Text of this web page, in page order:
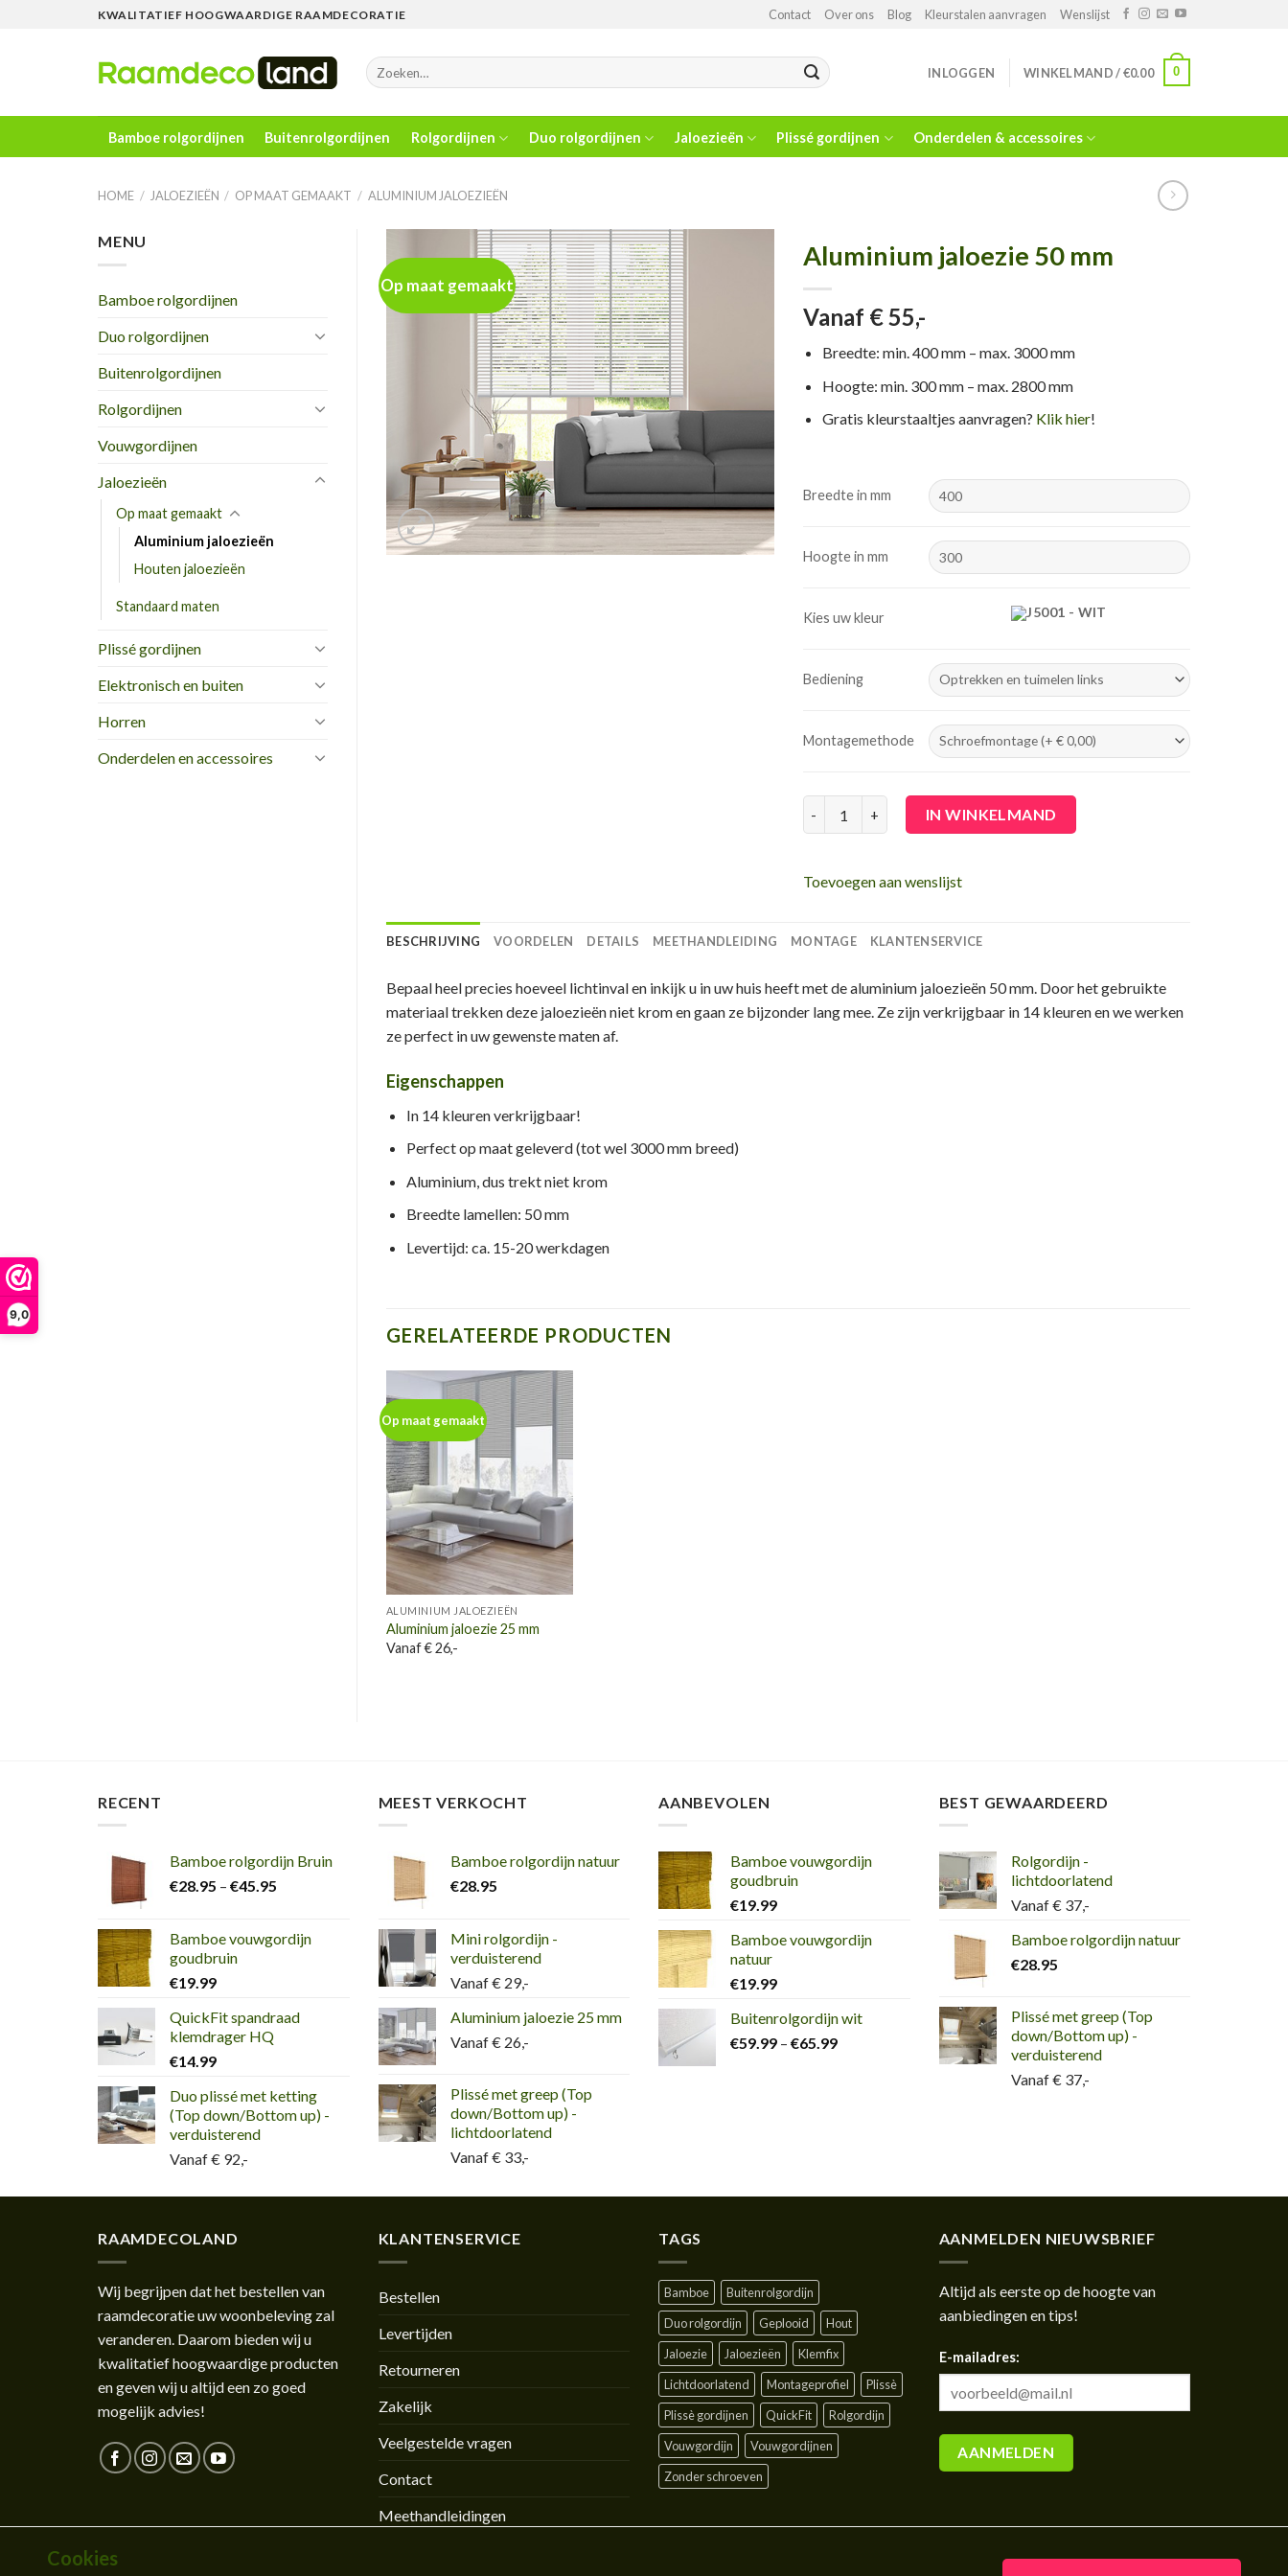
9,0
KWALITATIEF HOOGWAARDIGE RAAMDECORATIE Contact Over ons Blog Kleurstalen aanvragen Wenslijst
Zoeken
naar:
INLOGGEN WINKELMAND /€0.00 0
Bamboe rolgordijnen Buitenrolgordijnen Rolgordijnen Duo rolgordijnen Jaloezieën Plissé gordijnen Onderdelen & accessoires
HOME / JALOEZIEËN / OP MAAT GEMAAKT / ALUMINIUM JALOEZIEËN
MENU
Bamboe rolgordijnen
Duo rolgordijnen
Buitenrolgordijnen
Rolgordijnen
Vouwgordijnen
Jaloezieën
Op maat gemaakt
Aluminium jaloezieën
Houten jaloezieën
Standaard maten
Plissé gordijnen
Elektronisch en buiten
Horren
Onderdelen en accessoires
Op maat gemaakt
Aluminium jaloezie 50 mm
Vanaf € 55,-
Breedte: min. 400 mm – max. 3000 mm
Hoogte: min. 300 mm – max. 2800 mm
Gratis kleurstaaltjes aanvragen? Klik hier!
Breedte in mm
Hoogte in mm
Kies uw kleur J5001 - WIT
Bediening
Montagemethode
Aluminium jaloezie 50 mm aantal
IN WINKELMAND
Toevoegen aan wenslijst
BESCHRIJVING VOORDELEN DETAILS MEETHANDLEIDING MONTAGE KLANTENSERVICE
Bepaal heel precies hoeveel lichtinval en inkijk u in uw huis heeft met de aluminium jaloezieën 50 mm. Door het gebruikte
materiaal trekken deze jaloezieën niet krom en gaan ze bijzonder lang mee. Ze zijn verkrijgbaar in 14 kleuren en we werken
ze perfect in uw gewenste maten af.
Eigenschappen
In 14 kleuren verkrijgbaar!
Perfect op maat geleverd (tot wel 3000 mm breed)
Aluminium, dus trekt niet krom
Breedte lamellen: 50 mm
Levertijd: ca. 15-20 werkdagen
GERELATEERDE PRODUCTEN
Op maat gemaakt
Toevoegen
wenslijst
ALUMINIUM JALOEZIEËN
Aluminium jaloezie 25 mm
Vanaf € 26,-
RECENT
Bamboe rolgordijn Bruin
€28.95 – €45.95
Bamboe vouwgordijn
goudbruin
€19.99
QuickFit spandraad
klemdrager HQ
€14.99
Duo plissé met ketting
(Top down/Bottom up) -
verduisterend
Vanaf € 92,-
MEEST VERKOCHT
Bamboe rolgordijn natuur
€28.95
Mini rolgordijn -
verduisterend
Vanaf € 29,-
Aluminium jaloezie 25 mm
Vanaf € 26,-
Plissé met greep (Top
down/Bottom up) -
lichtdoorlatend
Vanaf € 33,-
AANBEVOLEN
Bamboe vouwgordijn
goudbruin
€19.99
Bamboe vouwgordijn
natuur
€19.99
Buitenrolgordijn wit
€59.99 – €65.99
BEST GEWAARDEERD
Rolgordijn -
lichtdoorlatend
Vanaf € 37,-
Bamboe rolgordijn natuur
€28.95
Plissé met greep (Top
down/Bottom up) -
verduisterend
Vanaf € 37,-
RAAMDECOLAND
Wij begrijpen dat het bestellen van
raamdecoratie uw woonbeleving zal
veranderen. Daarom bieden wij u
kwalitatief hoogwaardige producten
en geven wij u altijd een zo goed
mogelijk advies!
KLANTENSERVICE
Bestellen
Levertijden
Retourneren
Zakelijk
Veelgestelde vragen
Contact
Meethandleidingen
TAGS
Bamboe
Buitenrolgordijn
Duo rolgordijn
Geplooid
Hout
Jaloezie
Jaloezieën
Klemfix
Lichtdoorlatend
Montageprofiel
Plissè
Plissè gordijnen
QuickFit
Rolgordijn
Vouwgordijn
Vouwgordijnen
Zonder schroeven
AANMELDEN NIEUWSBRIEF
Altijd als eerste op de hoogte van
aanbiedingen en tips!
E-mailadres:
Cookies